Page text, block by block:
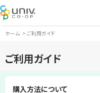
ホーム > ご利用ガイド
ご利用ガイド
購入方法について